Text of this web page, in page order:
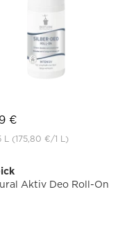
€
L (175,80 €/1 L)
Aktiv Deo Roll-On